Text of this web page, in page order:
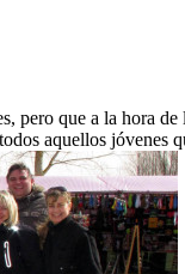
pero que a la hora
aquellos